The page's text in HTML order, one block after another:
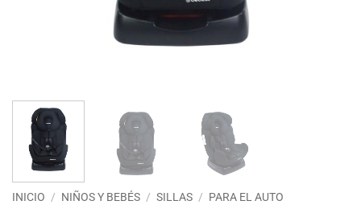
INICIO / NIÑOS Y BEBÉS / SILLAS / PARA EL AUTO